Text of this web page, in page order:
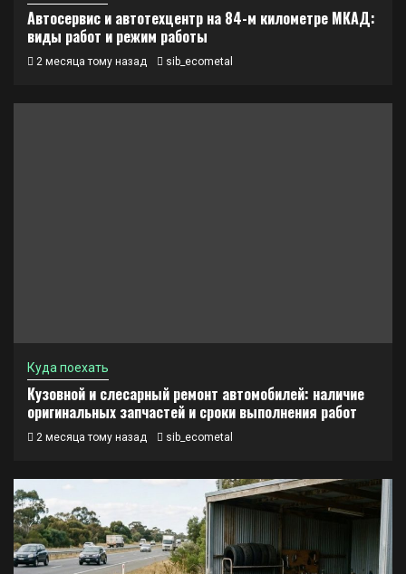
Автосервис и автотехцентр на 84-м километре МКАД:
виды работ и режим работы
2 месяца тому назад sib_ecometal
Куда поехать
Кузовной и слесарный ремонт автомобилей: наличие
оригинальных запчастей и сроки выполнения работ
2 месяца тому назад sib_ecometal